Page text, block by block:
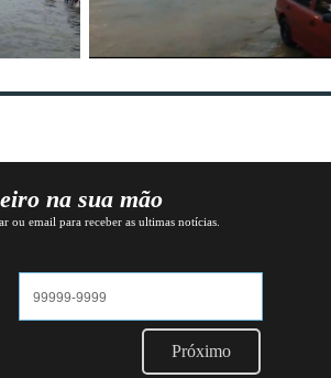
na sua mão
ou email para receber as ultimas notícias.
Próximo